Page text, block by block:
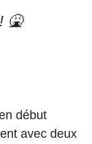
🤮
début
avec deux